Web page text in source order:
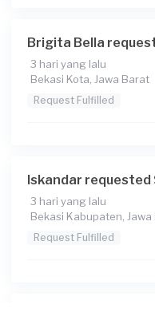
Brigita Bella
3 hari yang lalu
Bekasi Kota, Jawa Barat
Request Fulfilled
Iskandar requested
3 hari yang lalu
Bekasi Kabupaten,
Request Fulfilled